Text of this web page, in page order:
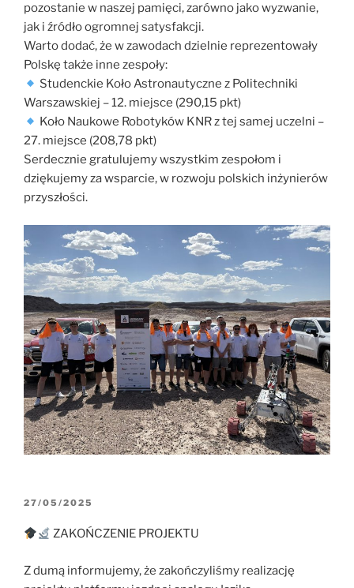
pozostanie w naszej pamięci, zarówno jako wyzwanie,
jak i źródło ogromnej satysfakcji.
Warto dodać, że w zawodach dzielnie reprezentowały
Polskę także inne zespoły:
Studenckie Koło Astronautyczne z Politechniki
Warszawskiej – 12. miejsce (290,15 pkt)
Koło Naukowe Robotyków KNR z tej samej uczelni –
27. miejsce (208,78 pkt)
Serdecznie gratulujemy wszystkim zespołom i
dziękujemy za wsparcie, w rozwoju polskich inżynierów
przyszłości.
OPUBLIKOWANE
27/05/2025
ZAKOŃCZENIE PROJEKTU
Z dumą informujemy, że zakończyliśmy realizację